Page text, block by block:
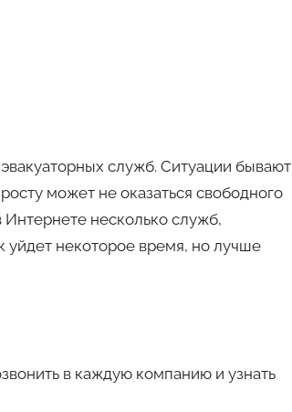
служб. Ситуации бывают
может не оказаться свободного
несколько служб,
уйдет некоторое время, но лучше
в каждую компанию и узнать